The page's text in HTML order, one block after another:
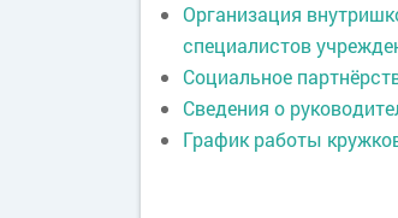
Организация
специалистов
Социальное
Сведения о
График работы